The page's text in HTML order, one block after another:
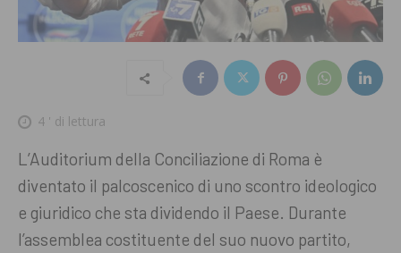
4 ' di lettura
L’Auditorium della Conciliazione di Roma è
diventato il palcoscenico di uno scontro ideologico
e giuridico che sta dividendo il Paese. Durante
l’assemblea costituente del suo nuovo partito,